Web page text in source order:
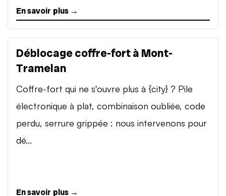
En savoir plus →
Déblocage coffre-fort à Mont-
Tramelan
Coffre-fort qui ne s'ouvre plus à {city} ? Pile
électronique à plat, combinaison oubliée, code
perdu, serrure grippée : nous intervenons pour
dé...
En savoir plus →